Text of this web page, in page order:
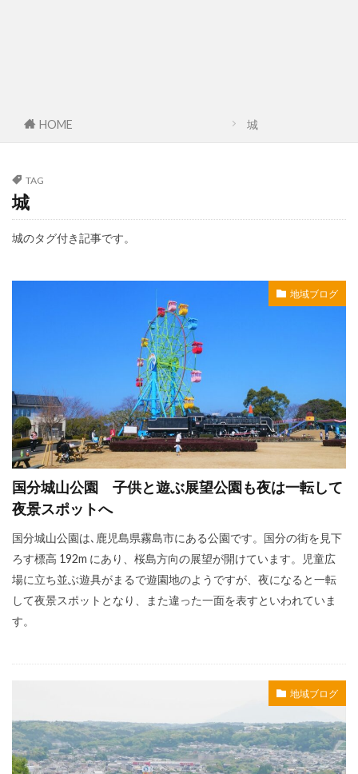
HOME 城
TAG
城
城のタグ付き記事です。
地域ブログ
国分城山公園 子供と遊ぶ展望公園も夜は一転して
夜景スポットへ
国分城山公園は､鹿児島県霧島市にある公園です。国分の街を見下
ろす標高 192m にあり、桜島方向の展望が開けています。児童広
場に立ち並ぶ遊具がまるで遊園地のようですが、夜になると一転
して夜景スポットとなり、また違った一面を表すといわれていま
す。
地域ブログ